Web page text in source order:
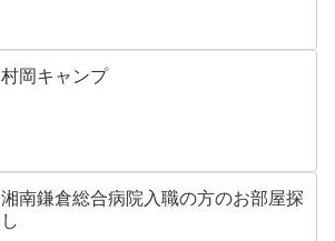
村岡キャンプ
湘南鎌倉総合病院入職の方のお部屋探
し